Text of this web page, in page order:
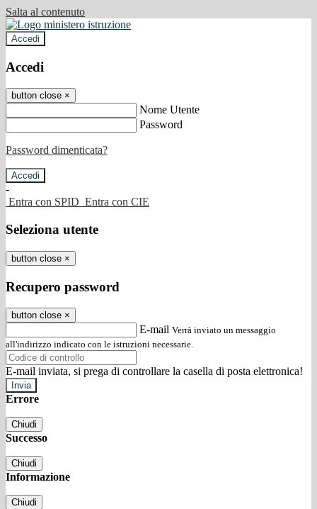
Salta al contenuto
Accedi
Accedi
button close ×
Nome Utente
Password
Password dimenticata?
-
Entra con SPID Entra con CIE
Seleziona utente
button close ×
Recupero password
button close ×
E-mail Verrà inviato un messaggio
all'indirizzo indicato con le istruzioni necessarie.
E-mail inviata, si prega di controllare la casella di posta elettronica!
Errore
Chiudi
Successo
Chiudi
Informazione
Chiudi